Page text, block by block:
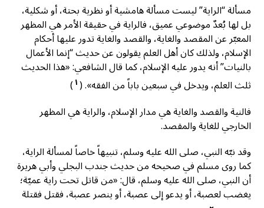
مسألة “الراية” ليست مسألة هامشية أو نظرية بحتة، أو شكلية،
بل لها بُعدٌ موضوعي عميق، فالراية في حقيقة الأمر هي المظهر
المعبّر عن المقصد والغاية، والقصد والغاية تدور عليها أحكام
الإسلام، ولذلك كان أهل العلم يقولون عن حديث “إنما الأعمال
بالنيات” أنه يدور عليه الإسلام، كما قال الشافعي: «هذا الحديث
ثلث العلم، ويدخل في سبعين باباً من الفقه». (١)
فالنية والقصد والغاية هي مدار الإسلام، والراية هي المظهر
الخارجي للغاية والمقصد.
وقد نبّه النبي، صلى الله عليه وسلم، تنبيهاً خاصاً لمسألة الراية،
كما روى مسلم في صحيحه من حديث جندب البجلي وأبي هريرة
أن النبي، صلى الله عليه وسلم، قال: «من قاتل تحت راية عميّة؛
يغضب لعصبة، أو يدعو إلى عصبة، أو ينصر عصبة، فقتل فقتلة